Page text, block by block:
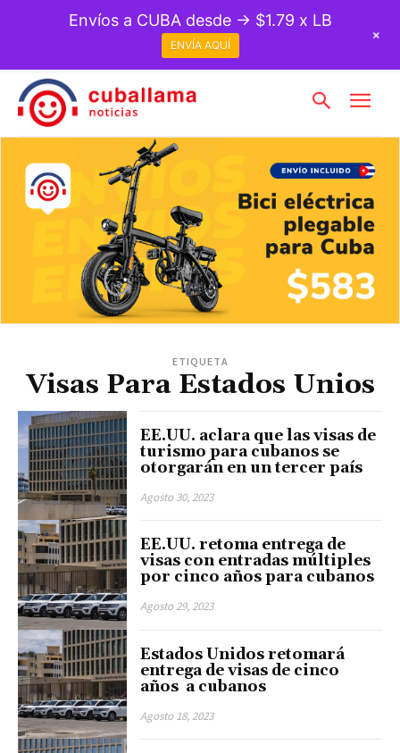
ETIQUETA
Visas Para Estados Unios
EE.UU. aclara que las visas de
turismo para cubanos se
otorgarán en un tercer país
Agosto 30, 2023
EE.UU. retoma entrega de
visas con entradas múltiples
por cinco años para cubanos
Agosto 29, 2023
Estados Unidos retomará
entrega de visas de cinco
años a cubanos
Agosto 18, 2023
Envíos a CUBA desde → $1.79 x LB
ENVÍA AQUÍ
+